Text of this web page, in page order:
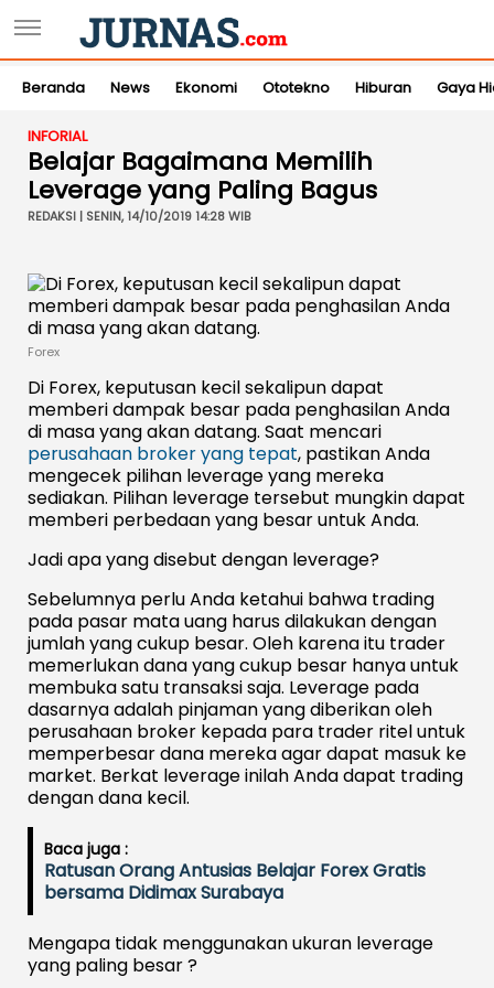
Beranda News Ekonomi Ototekno Hiburan Gaya
INFORIAL
Belajar Bagaimana Memilih
Leverage yang Paling Bagus
REDAKSI | SENIN, 14/10/2019 14:28 WIB
Forex
Di Forex, keputusan kecil sekalipun dapat
memberi dampak besar pada penghasilan Anda
di masa yang akan datang. Saat mencari
perusahaan broker yang tepat, pastikan Anda
mengecek pilihan leverage yang mereka
sediakan. Pilihan leverage tersebut mungkin dapat
memberi perbedaan yang besar untuk Anda.
Jadi apa yang disebut dengan leverage?
Sebelumnya perlu Anda ketahui bahwa trading
pada pasar mata uang harus dilakukan dengan
jumlah yang cukup besar. Oleh karena itu trader
memerlukan dana yang cukup besar hanya untuk
membuka satu transaksi saja. Leverage pada
dasarnya adalah pinjaman yang diberikan oleh
perusahaan broker kepada para trader ritel untuk
memperbesar dana mereka agar dapat masuk ke
market. Berkat leverage inilah Anda dapat trading
dengan dana kecil.
Baca juga :
Ratusan Orang Antusias Belajar Forex Gratis
bersama Didimax Surabaya
Mengapa tidak menggunakan ukuran leverage
yang paling besar ?